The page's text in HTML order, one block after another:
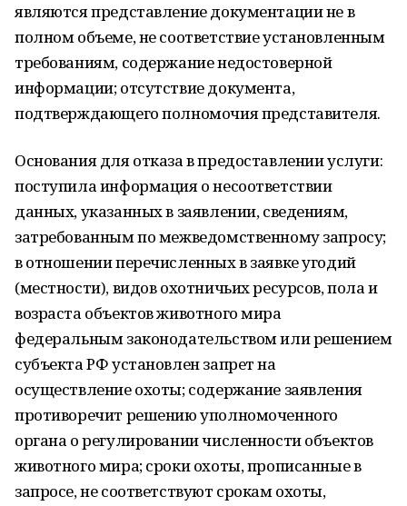
являются представление документации не в
полном объеме, не соответствие установленным
требованиям, содержание недостоверной
информации; отсутствие документа,
подтверждающего полномочия представителя.
Основания для отказа в предоставлении услуги:
поступила информация о несоответствии
данных, указанных в заявлении, сведениям,
затребованным по межведомственному запросу;
в отношении перечисленных в заявке угодий
(местности), видов охотничьих ресурсов, пола и
возраста объектов животного мира
федеральным законодательством или решением
субъекта РФ установлен запрет на
осуществление охоты; содержание заявления
противоречит решению уполномоченного
органа о регулировании численности объектов
животного мира; сроки охоты, прописанные в
запросе, не соответствуют срокам охоты,